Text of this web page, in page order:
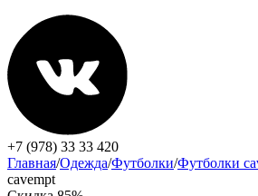
+7 (978) 33 33 420
Главная/Одежда/Футболки/Футболки
cavempt